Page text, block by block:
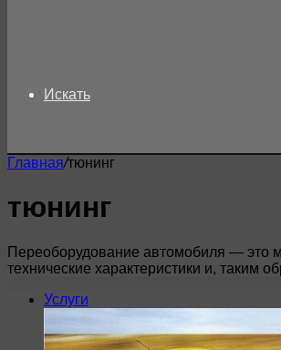
Искать
Главная/тюнинг
тюнинг
Переоборудование автомобиля — это
технические характеристики и,
Услуги